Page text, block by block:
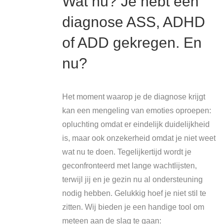
diagnose ASS, ADHD
of ADD gekregen. En
nu?
Het moment waarop je de diagnose krijgt
kan een mengeling van emoties oproepen:
opluchting omdat er eindelijk duidelijkheid
is, maar ook onzekerheid omdat je niet weet
wat nu te doen. Tegelijkertijd wordt je
geconfronteerd met lange wachtlijsten,
terwijl jij en je gezin nu al ondersteuning
nodig hebben. Gelukkig hoef je niet stil te
zitten. Wij bieden je een handige tool om
meteen aan de slag te gaan: